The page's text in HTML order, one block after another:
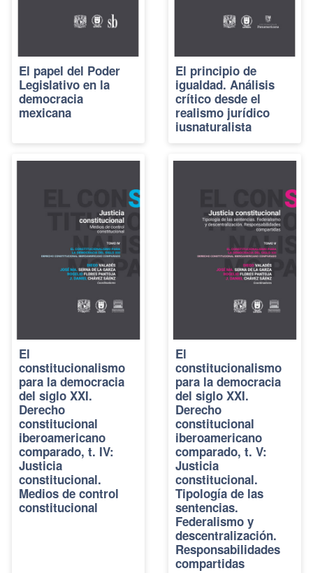
El papel del Poder
Legislativo en la
democracia
mexicana
El principio de
igualdad. Análisis
crítico desde el
realismo jurídico
iusnaturalista
El
constitucionalismo
para la democracia
del siglo XXI.
Derecho
constitucional
iberoamericano
comparado, t. IV:
Justicia
constitucional.
Medios de control
constitucional
El
constitucionalismo
para la democracia
del siglo XXI.
Derecho
constitucional
iberoamericano
comparado, t. V:
Justicia
constitucional.
Tipología de las
sentencias.
Federalismo y
descentralización.
Responsabilidades
compartidas